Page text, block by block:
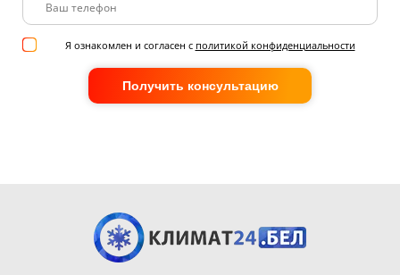
Я ознакомлен и согласен с политикой конфиденциальности
Получить консультацию